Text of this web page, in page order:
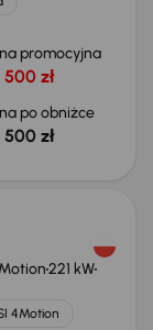
promocyjna
zł
po obniżce
zł
221 kW
4Motion